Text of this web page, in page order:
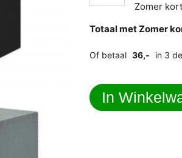
Zomer
Totaal met Zomer
Of betaal 36,- in 3
In